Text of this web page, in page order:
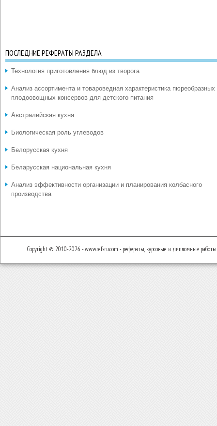
ПОСЛЕДНИЕ РЕФЕРАТЫ РАЗДЕЛА
Технология приготовления блюд из творога
Анализ ассортимента и товароведная характеристика пюреобразных
плодоовощных консервов для детского питания
Австралийская кухня
Биологическая роль углеводов
Белорусская кухня
Беларусская национальная кухня
Анализ эффективности организации и планирования колбасного
производства
Copyright © 2010-2026 - www.refsru.com - рефераты, курсовые и дипломные работы